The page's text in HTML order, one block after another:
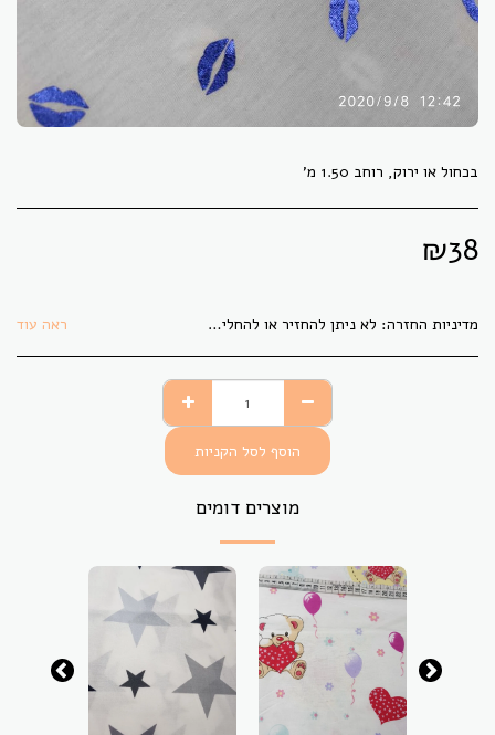
בכחול או ירוק, רוחב 1.50 מ'
₪38
מדיניות החזרה: לא ניתן להחזיר או להחליף בדים אשר גוזרו לפי הזמנת הלקוח. בתקופת משבר הקורונה לא ניתן להחזיר או להחליף פריט כלשהו. ראה עוד
הוסף לסל הקניות
מוצרים דומים